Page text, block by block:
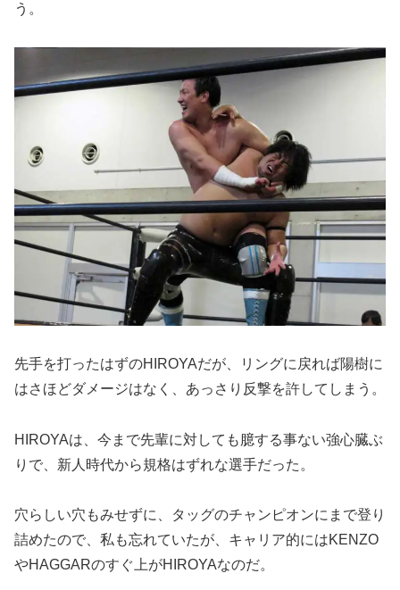
う。
先手を打ったはずのHIROYAだが、リングに戻れば陽樹に
はさほどダメージはなく、あっさり反撃を許してしまう。
HIROYAは、今まで先輩に対しても臆する事ない強心臓ぶ
りで、新人時代から規格はずれな選手だった。
穴らしい穴もみせずに、タッグのチャンピオンにまで登り
詰めたので、私も忘れていたが、キャリア的にはKENZO
やHAGGARのすぐ上がHIROYAなのだ。